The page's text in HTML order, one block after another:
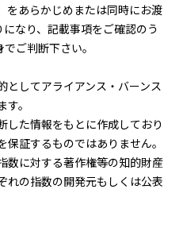
をあらかじめまたは同時にお渡
なり、記載事項をご確認のう
ご判断下さい。
としてアライアンス・バーンス
。
した情報をもとに作成しており
証するものではありません。
数に対する著作権等の知的財産
れの指数の開発元もしくは公表